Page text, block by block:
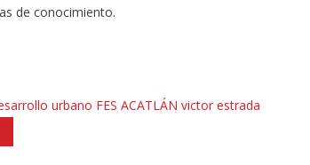
de conocimiento.
urbano FES ACATLÁN victor estrada